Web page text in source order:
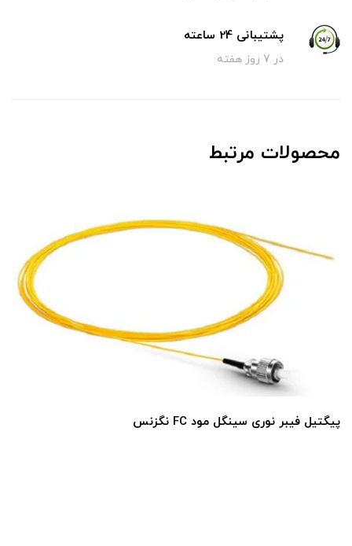
پشتیبانی 24 ساعته
در 7 روز هفته
محصولات مرتبط
پیگتیل فیبر نوری سینگل مود FC نگزنس